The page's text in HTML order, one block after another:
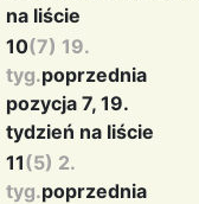
na liście
10(7) 19.
tyg.poprzednia
pozycja 7, 19.
tydzień na liście
11(5) 2.
tyg.poprzednia